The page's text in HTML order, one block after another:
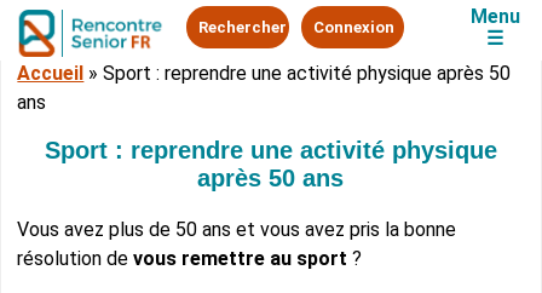
Rechercher Connexion
Menu
☰
Accueil »Sport : reprendre une activité physique après 50
ans
Sport : reprendre une activité physique
après 50 ans
Vous avez plus de 50 ans et vous avez pris la bonne
résolution devous remettre au sport ?